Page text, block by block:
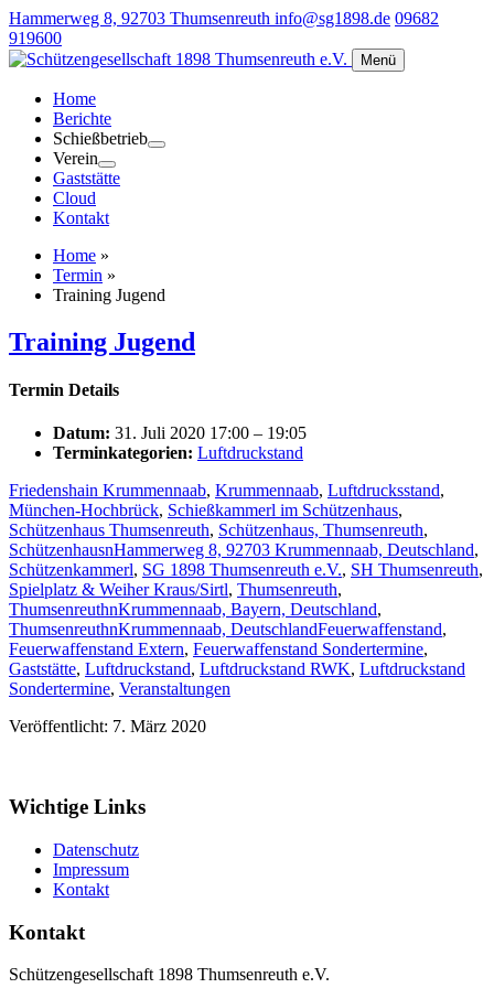
Hammerweg 8, 92703 Thumsenreuth info@sg1898.de 09682
919600
Menü
Home
Berichte
Schießbetrieb
Verein
Gaststätte
Cloud
Kontakt
Home »
Termin »
Training Jugend
Training Jugend
Termin Details
Datum: 31. Juli 2020 17:00 – 19:05
Terminkategorien: Luftdruckstand
Friedenshain Krummennaab, Krummennaab, Luftdrucksstand,
München-Hochbrück, Schießkammerl im Schützenhaus,
Schützenhaus Thumsenreuth, Schützenhaus, Thumsenreuth,
SchützenhausnHammerweg 8, 92703 Krummennaab, Deutschland,
Schützenkammerl, SG 1898 Thumsenreuth e.V., SH Thumsenreuth,
Spielplatz & Weiher Kraus/Sirtl, Thumsenreuth,
ThumsenreuthnKrummennaab, Bayern, Deutschland,
ThumsenreuthnKrummennaab, DeutschlandFeuerwaffenstand,
Feuerwaffenstand Extern, Feuerwaffenstand Sondertermine,
Gaststätte, Luftdruckstand, Luftdruckstand RWK, Luftdruckstand
Sondertermine, Veranstaltungen
Veröffentlicht: 7. März 2020
Wichtige Links
Datenschutz
Impressum
Kontakt
Kontakt
Schützengesellschaft 1898 Thumsenreuth e.V.